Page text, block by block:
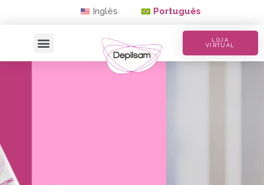
Inglês Português
LOJA
VIRTUAL